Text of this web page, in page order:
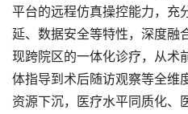
平台的远程仿真操控能力，充
延、数据安全等特性，深度融
现跨院区的一体化诊疗，从术
体指导到术后随访观察等全维
资源下沉，医疗水平同质化、